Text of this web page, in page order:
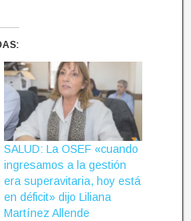
SALUD: La OSEF «cuando
ingresamos a la gestión
era superavitaria, hoy está
en déficit» dijo Liliana
Martínez Allende